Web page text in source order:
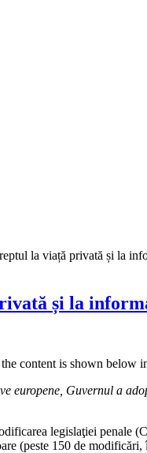
la viață privată și la
și la
content is shown below
europene, Guvernul a
legislaţiei penale
(peste 150 de modificări,